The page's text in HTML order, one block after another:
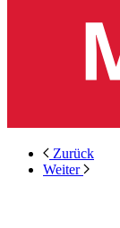
Zurück
Weiter